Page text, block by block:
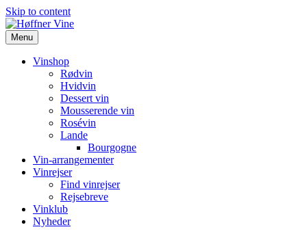
Skip to content
Menu
Vinshop
Rødvin
Hvidvin
Dessert vin
Mousserende vin
Rosévin
Lande
Bourgogne
Vin-arrangementer
Vinrejser
Find vinrejser
Rejsebreve
Vinklub
Nyheder